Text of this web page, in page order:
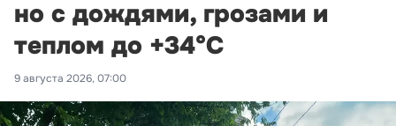
но с дождями, грозами и
теплом до +34°С
9 августа 2026, 07:00